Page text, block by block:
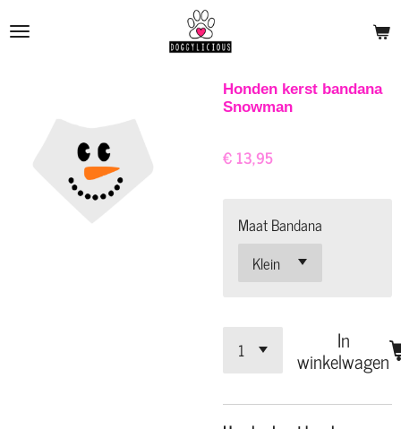
direct
Honden kerst bandana
Snowman
€ 13,95
Maat Bandana
In
winkelwagen